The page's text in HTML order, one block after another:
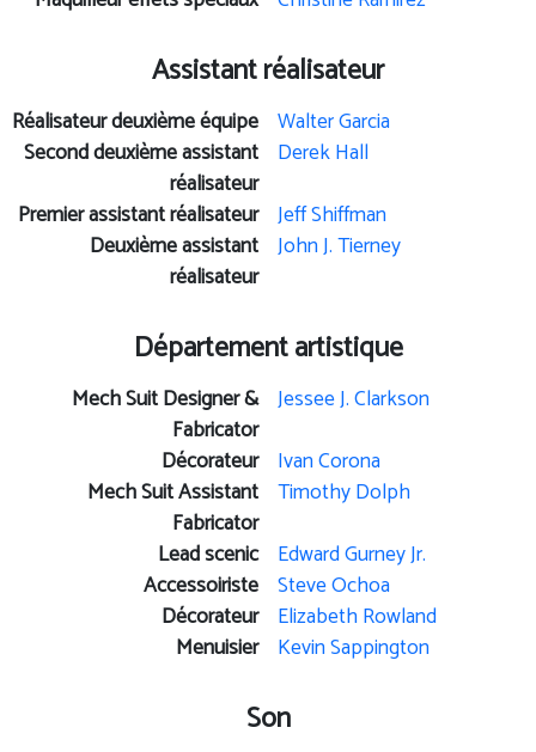
Assistant réalisateur
Réalisateur deuxième équipe Walter Garcia
Second deuxième assistant
réalisateur
Derek Hall
Premier assistant réalisateur Jeff Shiffman
Deuxième assistant
réalisateur
John J. Tierney
Département artistique
Mech Suit Designer &
Fabricator
Jessee J. Clarkson
Décorateur Ivan Corona
Mech Suit Assistant
Fabricator
Timothy Dolph
Lead scenic Edward Gurney Jr.
Accessoiriste Steve Ochoa
Décorateur Elizabeth Rowland
Menuisier Kevin Sappington
Son